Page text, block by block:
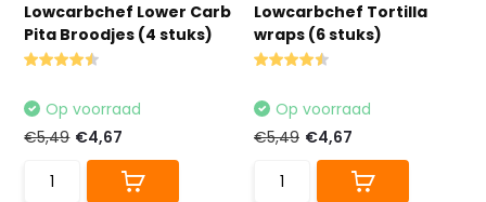
Lowcarbchef Lower Carb
Pita Broodjes (4 stuks)
Op voorraad
€5,49 €4,67
Lowcarbchef Tortilla
wraps (6 stuks)
Op voorraad
€5,49 €4,67